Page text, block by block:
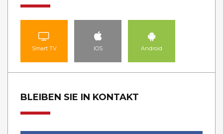
Smart TV IOS Android
BLEIBEN SIE IN KONTAKT